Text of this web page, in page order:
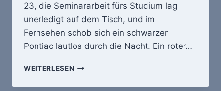
23, die Seminararbeit fürs Studium lag
unerledigt auf dem Tisch, und im
Fernsehen schob sich ein schwarzer
Pontiac lautlos durch die Nacht. Ein roter…
WEITERLESEN K.I.T.T.
SCHWARZ,